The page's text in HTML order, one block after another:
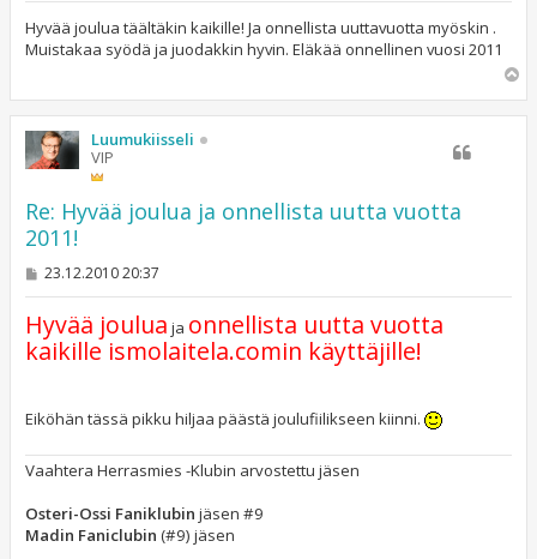
s
t
i
Hyvää joulua täältäkin kaikille! Ja onnellista uuttavuotta myöskin .
Muistakaa syödä ja juodakkin hyvin. Eläkää onnellinen vuosi 2011
ö
Luumukiisseli
VIP
Re: Hyvää joulua ja onnellista uutta vuotta
2011!
V
s
t
i
23.12.2010 20:37
Hyvää joulua ja onnellista uutta vuotta
kaikille ismolaitela.comin käyttäjille!
Eiköhän tässä pikku hiljaa päästä joulufiilikseen kiinni.
Vaahtera Herrasmies -Klubin arvostettu jäsen
Osteri-Ossi Faniklubin jäsen #9
Madin Faniclubin (#9) jäsen